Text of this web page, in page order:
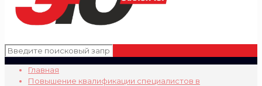
Главная
Повышение квалификации специалистов в